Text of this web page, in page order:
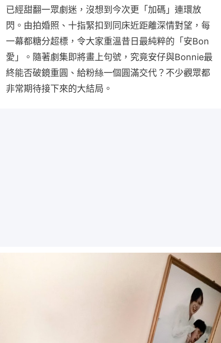
已經甜翻一眾劇迷，沒想到今次更「加碼」連環放
閃。由拍婚照、十指緊扣到同床近距離深情對望，每
一幕都糖分超標，令大家重溫昔日最純粹的「安Bon
愛」。隨著劇集即將畫上句號，究竟安仔與Bonnie最
終能否破鏡重圓、給粉絲一個圓滿交代？不少觀眾都
非常期待接下來的大結局。